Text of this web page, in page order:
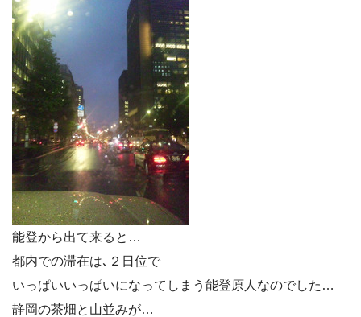
能登から出て来ると…
都内での滞在は､２日位で
いっぱいいっぱいになってしまう能登原人なのでした…
静岡の茶畑と山並みが…